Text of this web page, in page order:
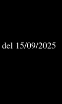
15/09/2025